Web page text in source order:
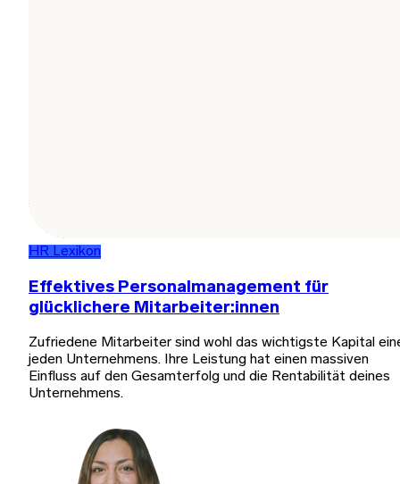
HR Lexikon
Effektives Personalmanagement für
glücklichere Mitarbeiter:innen
Zufriedene Mitarbeiter sind wohl das wichtigste Kapital
jeden Unternehmens. Ihre Leistung hat einen massiven
Einfluss auf den Gesamterfolg und die Rentabilität deines
Unternehmens.